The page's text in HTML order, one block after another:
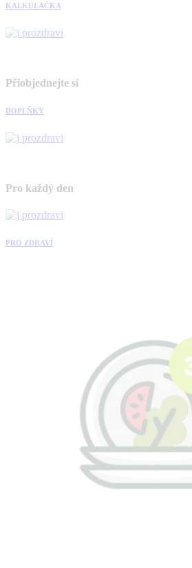
KALKULAČKA
Přiobjednejte si
DOPLŇKY
Pro každý den
PRO ZDRAVÍ